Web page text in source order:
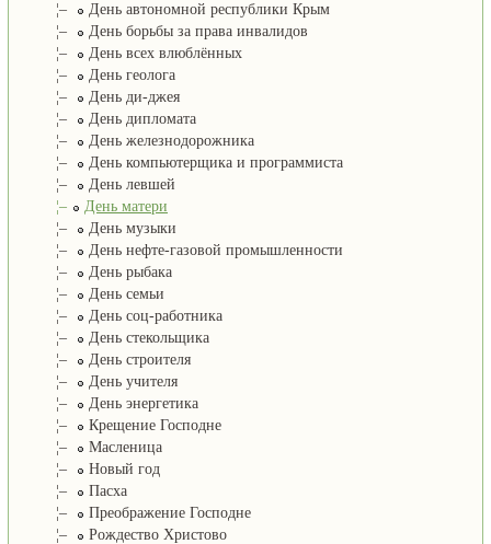
¦–
День автономной республики Крым
¦–
День борьбы за права инвалидов
¦–
День всех влюблённых
¦–
День геолога
¦–
День ди-джея
¦–
День дипломата
¦–
День железнодорожника
¦–
День компьютерщика и программиста
¦–
День левшей
¦–
День матери
¦–
День музыки
¦–
День нефте-газовой промышленности
¦–
День рыбака
¦–
День семьи
¦–
День соц-работника
¦–
День стекольщика
¦–
День строителя
¦–
День учителя
¦–
День энергетика
¦–
Крещение Господне
¦–
Масленица
¦–
Новый год
¦–
Пасха
¦–
Преображение Господне
¦–
Рождество Христово